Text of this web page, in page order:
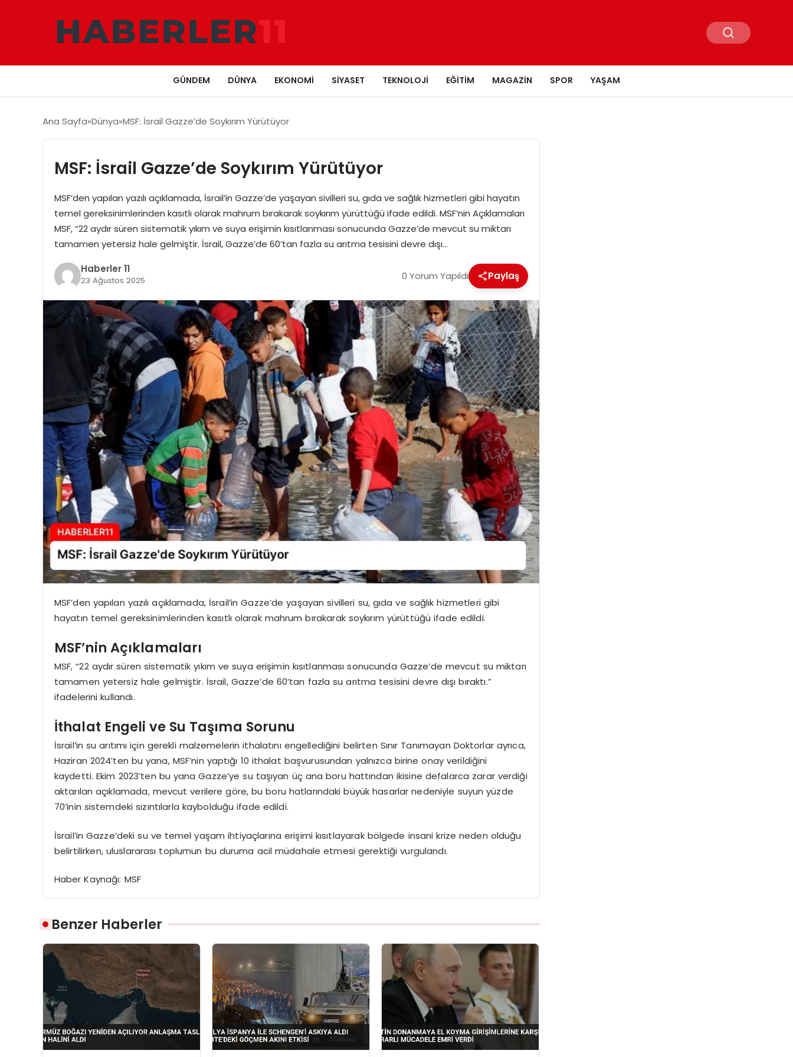
GÜNDEM DÜNYA EKONOMI SIYASET TEKNOLOJI EĞITIM MAGAZIN SPOR YAŞAM
Ana Sayfa Dünya MSF: İsrail Gazze’de Soykırım Yürütüyor
MSF: İsrail Gazze’de Soykırım Yürütüyor
MSF’den yapılan yazılı açıklamada, İsrail’in Gazze’de yaşayan sivilleri su, gıda ve sağlık hizmetleri gibi hayatın
temel gereksinimlerinden kasıtlı olarak mahrum bırakarak soykırım yürüttüğü ifade edildi. MSF’nin Açıklamaları
MSF, “22 aydır süren sistematik yıkım ve suya erişimin kısıtlanması sonucunda Gazze’de mevcut su miktarı
tamamen yetersiz hale gelmiştir. İsrail, Gazze’de 60’tan fazla su arıtma tesisini devre dışı…
Haberler 11
23 Ağustos 2025 0 Yorum Yapıldı Paylaş
MSF’den yapılan yazılı açıklamada, İsrail’in Gazze’de yaşayan sivilleri su, gıda ve sağlık hizmetleri gibi
hayatın temel gereksinimlerinden kasıtlı olarak mahrum bırakarak soykırım yürüttüğü ifade edildi.
MSF’nin Açıklamaları
MSF, “22 aydır süren sistematik yıkım ve suya erişimin kısıtlanması sonucunda Gazze’de mevcut su miktarı
tamamen yetersiz hale gelmiştir. İsrail, Gazze’de 60’tan fazla su arıtma tesisini devre dışı bıraktı.”
ifadelerini kullandı.
İthalat Engeli ve Su Taşıma Sorunu
İsrail’in su arıtımı için gerekli malzemelerin ithalatını engellediğini belirten Sınır Tanımayan Doktorlar ayrıca,
Haziran 2024’ten bu yana, MSF’nin yaptığı 10 ithalat başvurusundan yalnızca birine onay verildiğini
kaydetti. Ekim 2023’ten bu yana Gazze’ye su taşıyan üç ana boru hattından ikisine defalarca zarar verdiği
aktarılan açıklamada, mevcut verilere göre, bu boru hatlarındaki büyük hasarlar nedeniyle suyun yüzde
70’inin sistemdeki sızıntılarla kaybolduğu ifade edildi.
İsrail’in Gazze’deki su ve temel yaşam ihtiyaçlarına erişimi kısıtlayarak bölgede insani krize neden olduğu
belirtilirken, uluslararası toplumun bu duruma acil müdahale etmesi gerektiği vurgulandı.
Haber Kaynağı: MSF
Benzer Haberler